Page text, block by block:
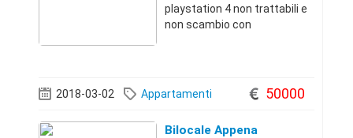
playstation 4 non trattabili e
non scambio con
2018-03-02 Appartamenti 50000
Bilocale Appena